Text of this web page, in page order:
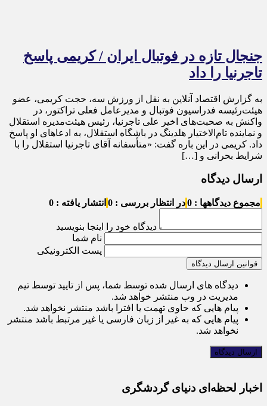
جنجال تازه در فوتبال ایران / کریمی پاسخ
تاجرنیا را داد
به گزارش اقتصاد آنلاین به نقل از ورزش سه، حجت کریمی، عضو
هیئت‌رئیسه فدراسیون فوتبال و مدیرعامل فعلی تراکتور، در
واکنش به صحبت‌های اخیر علی تاجرنیا، رئیس هیئت‌مدیره استقلال
و نماینده تام‌الاختیار هلدینگ در باشگاه استقلال، به ادعا‌های او پاسخ
داد. کریمی در این باره گفت: «متأسفانه آقای تاجرنیا استقلال را با
شرایط بحرانی و […]
ارسال دیدگاه
مجموع دیدگاهها : 0 در انتظار بررسی : 0 انتشار یافته : 0
دیدگاه خود را اینجا بنویسید
نام شما
پست الکترونیکی
قوانین ارسال دیدگاه
دیدگاه های ارسال شده توسط شما، پس از تایید توسط تیم
مدیریت در وب منتشر خواهد شد.
پیام هایی که حاوی تهمت یا افترا باشد منتشر نخواهد شد.
پیام هایی که به غیر از زبان فارسی یا غیر مرتبط باشد منتشر
نخواهد شد.
اخبار لحظه‌ای دنیای گردشگری